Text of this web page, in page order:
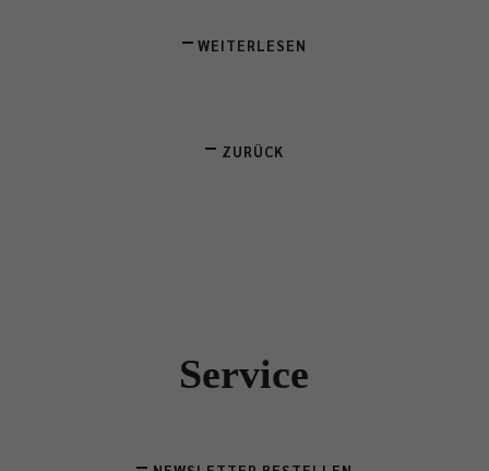
WEITERLESEN
ZURÜCK
Service